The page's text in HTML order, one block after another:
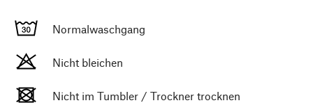
Normalwaschgang
Nicht bleichen
Nicht im Tumbler / Trockner trocknen